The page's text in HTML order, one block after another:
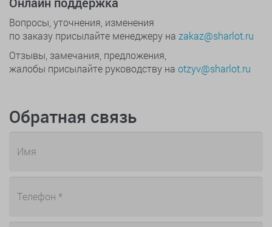
Вопросы, уточнения, изменения
по заказу присылайте менеджеру на zakaz@sharlot.ru
Отзывы, замечания, предложения,
жалобы присылайте руководству на otzyv@sharlot.ru
Обратная связь